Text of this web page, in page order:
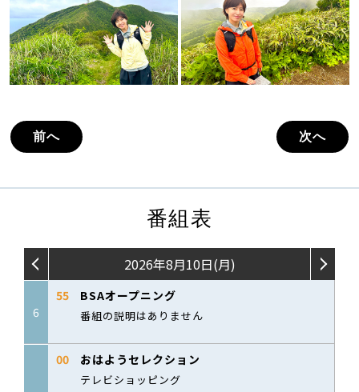
前へ 次へ
番組表